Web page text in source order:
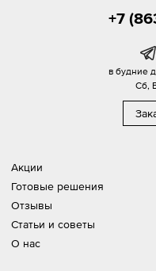
Акции
Готовые решения
Отзывы
Статьи и советы
О нас
+7
в будние
Сб,